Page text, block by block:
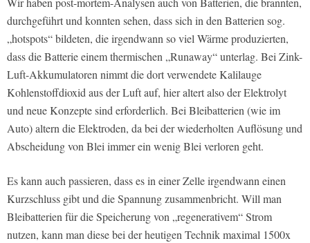
durchgeführt und konnten sehen, dass sich in den Batterien sog.
„hotspots“ bildeten, die irgendwann so viel Wärme produzierten,
dass die Batterie einem thermischen „Runaway“ unterlag. Bei Zink-
Luft-Akkumulatoren nimmt die dort verwendete Kalilauge
Kohlenstoffdioxid aus der Luft auf, hier altert also der Elektrolyt
und neue Konzepte sind erforderlich. Bei Bleibatterien (wie im
Auto) altern die Elektroden, da bei der wiederholten Auflösung und
Abscheidung von Blei immer ein wenig Blei verloren geht.
Es kann auch passieren, dass es in einer Zelle irgendwann einen
Kurzschluss gibt und die Spannung zusammenbricht. Will man
Bleibatterien für die Speicherung von „regenerativem“ Strom
nutzen, kann man diese bei der heutigen Technik maximal 1500x